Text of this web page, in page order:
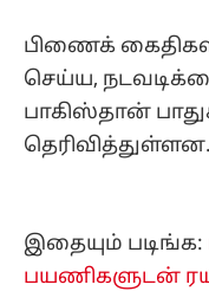
பிணைக்
செய்ய,
பாகிஸ்தான்
தெரிவித்துள்ளன.
இதையும் படிங்க:
பயணிகளுடன்